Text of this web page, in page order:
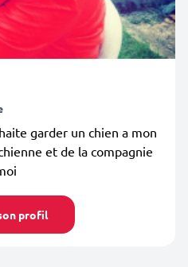
garder un chien a mon
et de la compagnie
profil